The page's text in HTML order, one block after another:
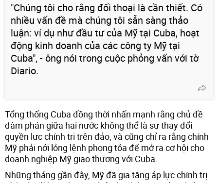
"Chúng tôi cho rằng đối thoại là cần thiết. Có
nhiều vấn đề mà chúng tôi sẵn sàng thảo
luận: ví dụ như đầu tư của Mỹ tại Cuba, hoạt
động kinh doanh của các công ty Mỹ tại
Cuba", - ông nói trong cuộc phỏng vấn với tờ
Diario.
Tổng thống Cuba đồng thời nhấn mạnh rằng chủ đề
đàm phán giữa hai nước không thể là sự thay đổi
quyền lực chính trị trên đảo, và cũng chỉ ra rằng chính
Mỹ phải nới lỏng lệnh phong tỏa để mở ra cơ hội cho
doanh nghiệp Mỹ giao thương với Cuba.
Những tháng gần đây, Mỹ đã gia tăng áp lực chính trị